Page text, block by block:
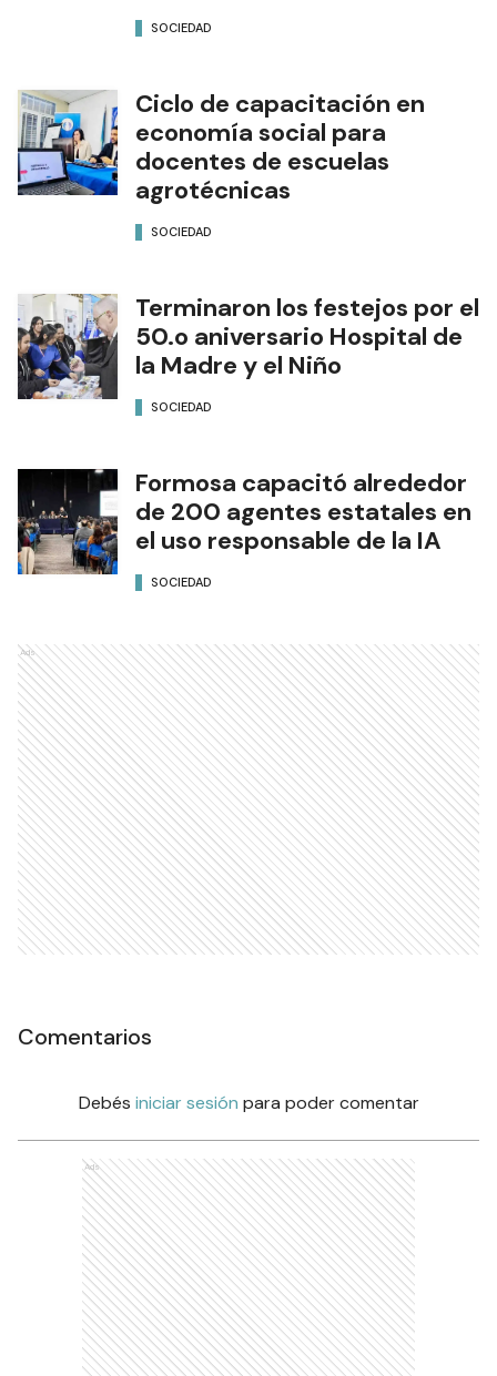
SOCIEDAD
Ciclo de capacitación en
economía social para
docentes de escuelas
agrotécnicas
SOCIEDAD
Terminaron los festejos por el
50.o aniversario Hospital de
la Madre y el Niño
SOCIEDAD
Formosa capacitó alrededor
de 200 agentes estatales en
el uso responsable de la IA
SOCIEDAD
Ads
Comentarios
Debés iniciar sesión para poder comentar
Ads